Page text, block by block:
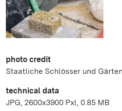
photo credit
Staatliche Schlösser und
technical data
JPG, 2600x3900 Pxl, 0.85 MB